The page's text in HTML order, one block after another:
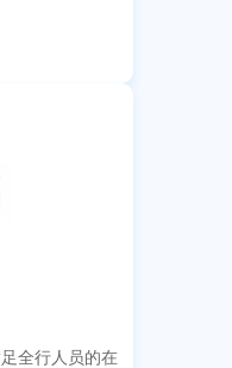
全行人员的在